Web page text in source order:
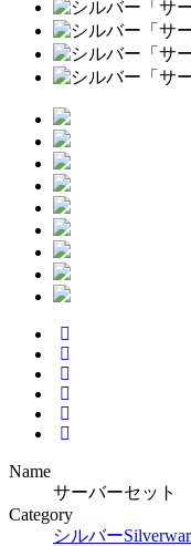
Name
サーバーセット
Category
シルバー